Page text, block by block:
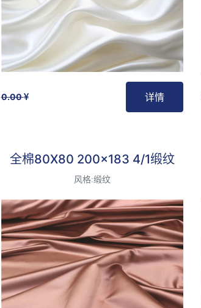
0.00 详情
全棉80X80 200x183 4/1缎纹
风格:缎纹